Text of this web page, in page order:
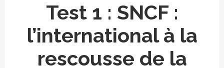
Test 1 : SNCF :
l’international à la
rescousse de la